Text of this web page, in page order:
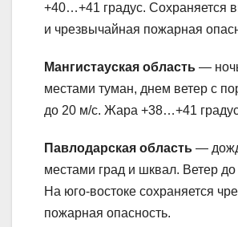
+40…+41 градус. Сохраняется
и чрезвычайная пожарная
Мангистауская область —
местами туман, днем ветер с
до 20 м/с. Жара +38…+41
Павлодарская область —
местами град и шквал. Ветер до
На юго-востоке сохраняется
пожарная опасность.